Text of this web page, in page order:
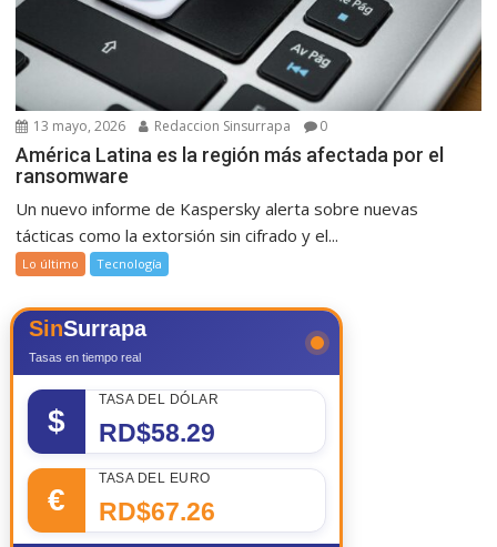
13 mayo, 2026 Redaccion Sinsurrapa 0
América Latina es la región más afectada por el
ransomware
Un nuevo informe de Kaspersky alerta sobre nuevas
tácticas como la extorsión sin cifrado y el...
Lo último Tecnología
SinSurrapa
Tasas en tiempo real
$
TASA DEL DÓLAR
RD$58.29
€
TASA DEL EURO
RD$67.26